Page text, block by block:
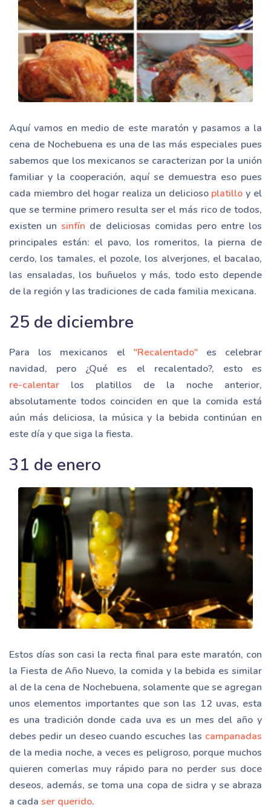
Aquí vamos en medio de este maratón y pasamos a la
cena de Nochebuena es una de las más especiales pues
sabemos que los mexicanos se caracterizan por la unión
familiar y la cooperación, aquí se demuestra eso pues
cada miembro del hogar realiza un delicioso platillo y el
que se termine primero resulta ser el más rico de todos,
existen unsinfín de deliciosas comidas pero entre los
principales están: el pavo, los romeritos, la pierna de
cerdo, los tamales, el pozole, los alverjones, el bacalao,
las ensaladas, los buñuelos y más, todo esto depende
de la región y las tradiciones de cada familia mexicana.
25 de diciembre
Para los mexicanos el "Recalentado"es celebrar
navidad, pero ¿Qué es el recalentado?, esto es
re-calentar los platillos de la noche anterior,
absolutamente todos coinciden en que la comida está
aún más deliciosa, la música y la bebida continúan en
este día y que siga la fiesta.
31 de enero
Estos días son casi la recta final para este maratón, con
la Fiesta de Año Nuevo, la comida y la bebida es similar
al de la cena de Nochebuena, solamente que se agregan
unos elementos importantes que son las 12 uvas, esta
es una tradición donde cada uva es un mes del año y
debes pedir un deseo cuando escuches las campanadas
de la media noche, a veces es peligroso, porque muchos
quieren comerlas muy rápido para no perder sus doce
deseos, además, se toma una copa de sidra y se abraza
a cada ser querido.